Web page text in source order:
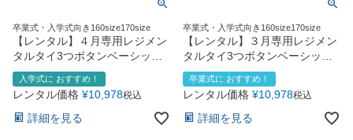
ジュエリー 音楽雑貨
07 販売・共通のご案内
品質・返品・お手入れ
08 送料・お支払い
送料・決済方法
09 お問い合わせ
電話・メール・LINE
卒業式・入学式向き160size170size
【レンタル】４月専用レジメン
タルタイ3つボタンベーシック
スーツ4点セット(CAT555611)
ブラック
入学式に おすすめ！
レンタル価格 ¥10,978税込
詳細を見る
卒業式・入学式向き160size170size
【レンタル】３月専用レジメン
タルタイ3つボタンベーシック
スーツ4点セット(CAT555611)
ブラック
卒業式に おすすめ！
レンタル価格 ¥10,978税込
詳細を見る